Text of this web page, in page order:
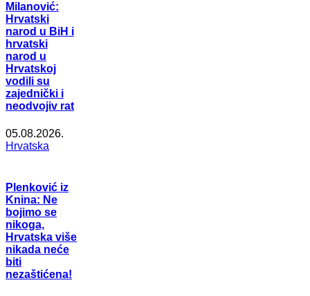
Milanović:
Hrvatski
narod u BiH i
hrvatski
narod u
Hrvatskoj
vodili su
zajednički i
neodvojiv rat
05.08.2026.
Hrvatska
Plenković iz
Knina: Ne
bojimo se
nikoga,
Hrvatska više
nikada neće
biti
nezaštićena!